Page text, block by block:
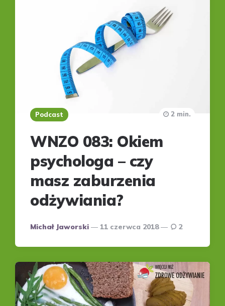
Podcast
WNZO 083: Okiem
psychologa – czy
masz zaburzenia
odżywiania?
Posted
Michał Jaworski 11 czerwca 2018
2 min.
2